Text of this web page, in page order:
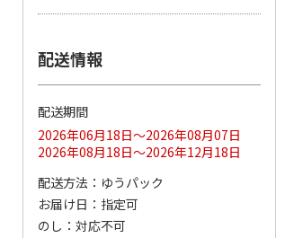
ドジャース 大谷翔
平 日本人最多53試
合連続出塁記念 シ
ル…
17,000円
(送料・税込)
谷翔平 2026 NL 3・
4月投手…
配送情報
配送期間
2026年06月18日～2026年08月07日
2026年08月18日～2026年12月18日
配送方法
ゆうパック
お届け日
指定可
のし
対応不可